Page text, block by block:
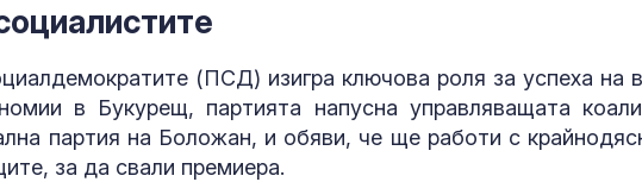
(ПСД) изигра ключова роля за успеха на
в Букурещ, партията напусна управляващата
партия на Боложан, и обяви, че ще работи с
за да свали премиера.
Тръмп разсекрети
нови документи за
кърмачета:
трябва да
родителите